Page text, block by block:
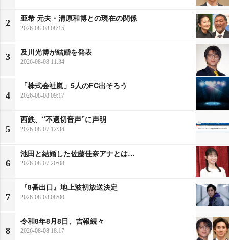
2
亜希 元夫・清原和博との現在の関係
2026-08-08 08:15
3
及川光博が結婚を発表
2026-08-08 11:34
4
「株式会社嵐」5人のFC出そろう
2026-08-08 09:17
5
西鉄、“不適切音声”に声明
2026-08-07 12:34
6
池田と結婚した佐藤佳奈アナとは…
2026-08-07 20:08
7
『8番出口』地上波初放送決定
2026-08-08 08:00
8
令和8年8月8日、吉報続々
2026-08-08 18:17